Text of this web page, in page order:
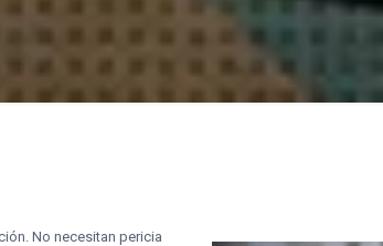
No necesitan pericia